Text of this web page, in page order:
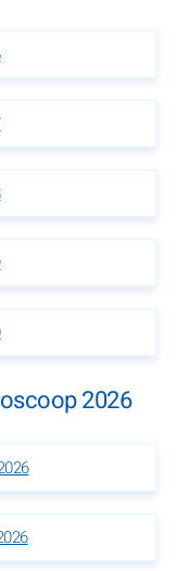
2026